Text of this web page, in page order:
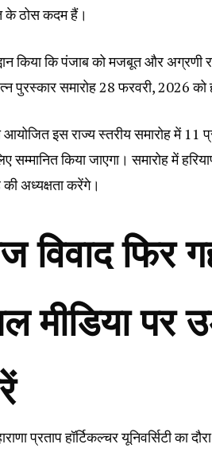
के ठोस कदम हैं।
किया कि पंजाब को मजबूत और अग्रणी
रत्न पुरस्कार समारोह 28 फरवरी, 2026
आयोजित इस राज्य स्तरीय समारोह में
सम्मानित किया जाएगा। समारोह में
अध्यक्षता करेंगे।
फिर
मीडिया पर
प्रताप हॉर्टिकल्चर यूनिवर्सिटी का